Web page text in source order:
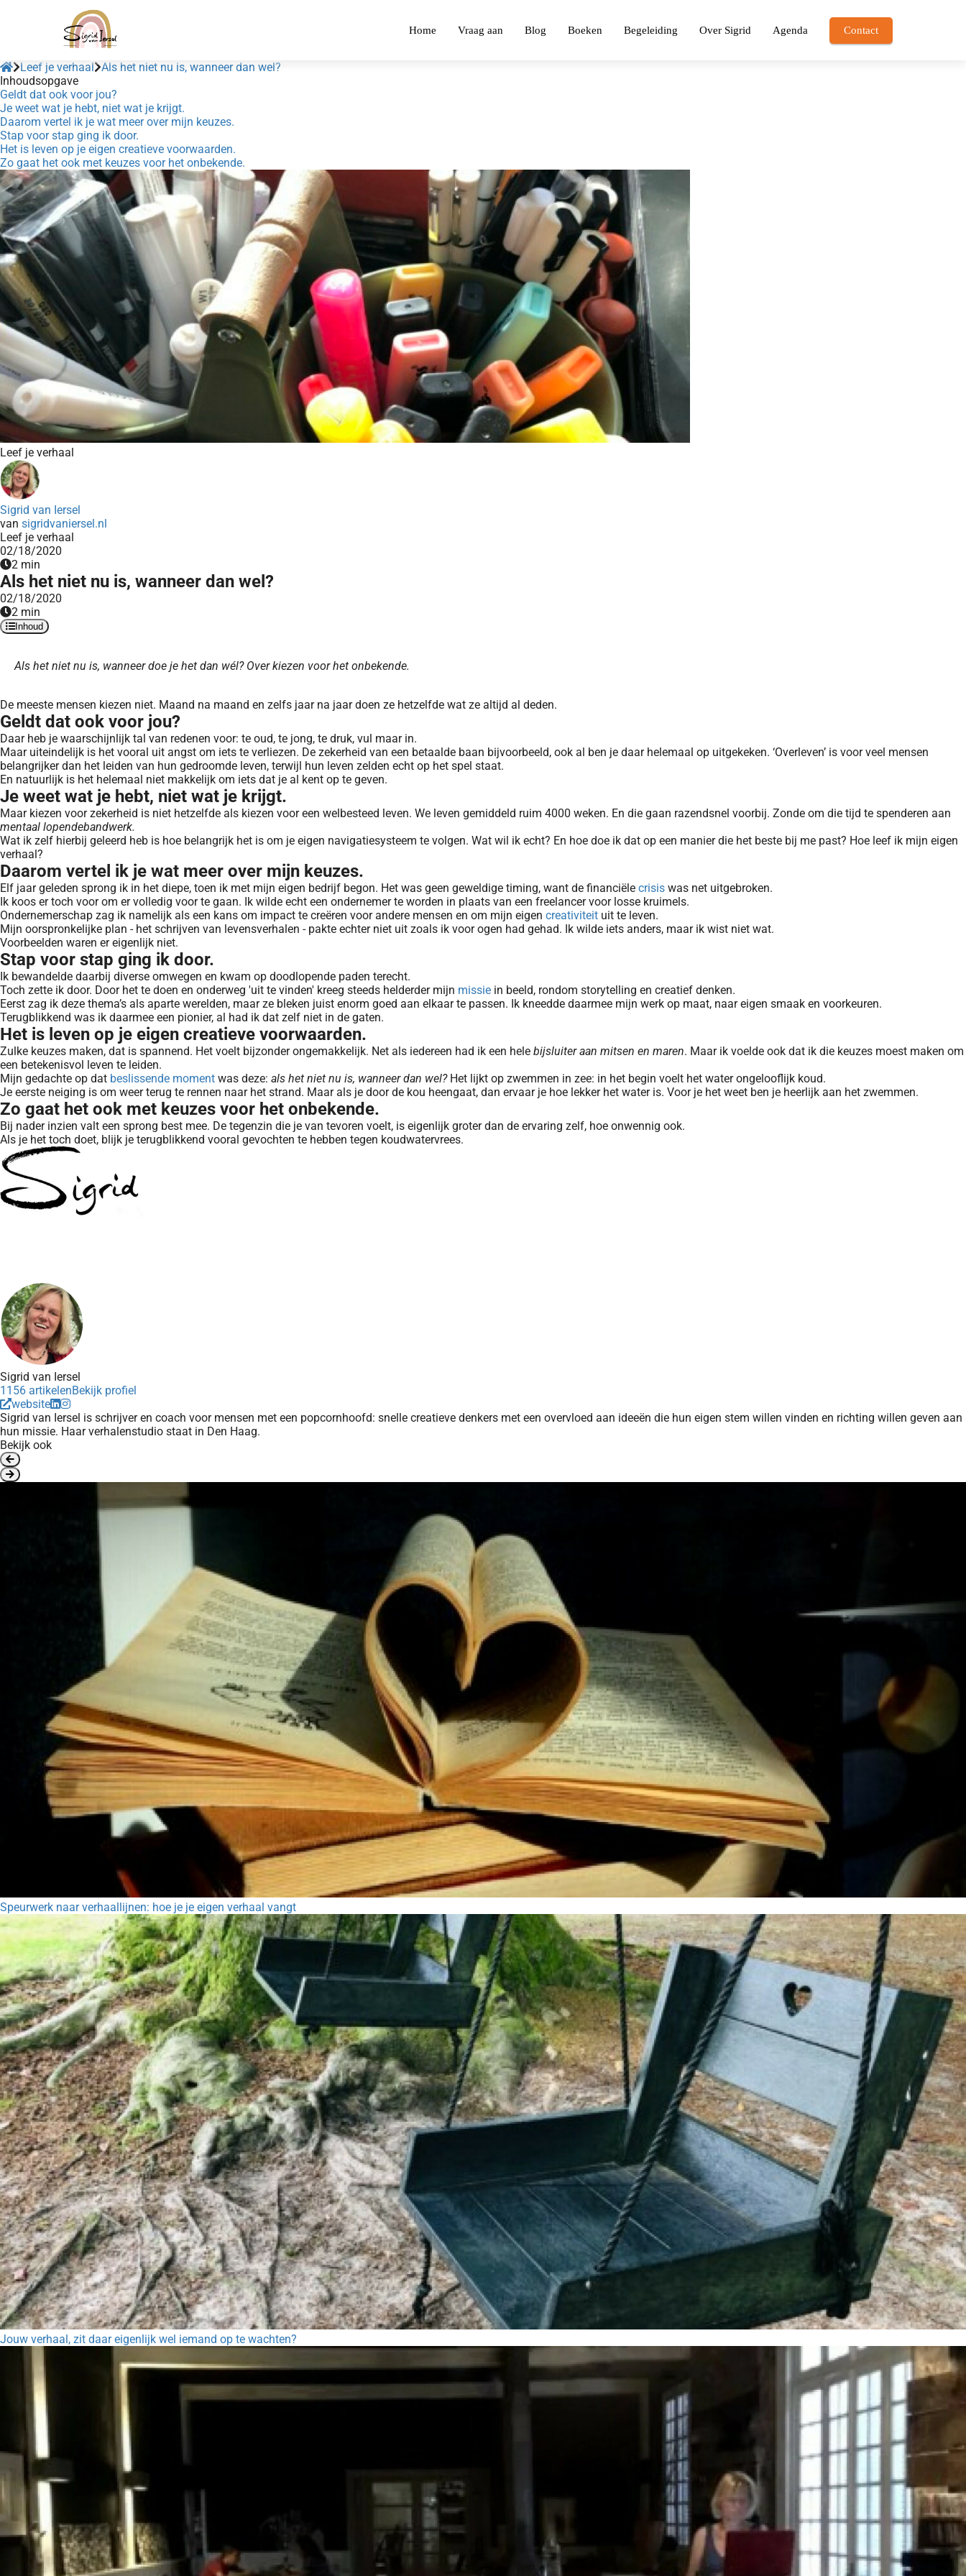
Home Vraag aan Blog Boeken Begeleiding Over Sigrid Agenda Contact
Leef je verhaal Als het niet nu is, wanneer dan wel?
Inhoudsopgave
Geldt dat ook voor jou?
Je weet wat je hebt, niet wat je krijgt.
Daarom vertel ik je wat meer over mijn keuzes.
Stap voor stap ging ik door.
Het is leven op je eigen creatieve voorwaarden.
Zo gaat het ook met keuzes voor het onbekende.
Leef je verhaal
Sigrid van Iersel
van sigridvaniersel.nl
Leef je verhaal
02/18/2020
2 min
Als het niet nu is, wanneer dan wel?
02/18/2020
2 min
Inhoud
Als het niet nu is, wanneer doe je het dan wél? Over kiezen voor het onbekende.
De meeste mensen kiezen niet. Maand na maand en zelfs jaar na jaar doen ze hetzelfde wat ze altijd al deden.
Geldt dat ook voor jou?
Daar heb je waarschijnlijk tal van redenen voor: te oud, te jong, te druk, vul maar in.
Maar uiteindelijk is het vooral uit angst om iets te verliezen. De zekerheid van een betaalde baan bijvoorbeeld, ook al ben je daar helemaal op uitgekeken. ‘Overleven’ is voor veel mensen
belangrijker dan het leiden van hun gedroomde leven, terwijl hun leven zelden echt op het spel staat.
En natuurlijk is het helemaal niet makkelijk om iets dat je al kent op te geven.
Je weet wat je hebt, niet wat je krijgt.
Maar kiezen voor zekerheid is niet hetzelfde als kiezen voor een welbesteed leven. We leven gemiddeld ruim 4000 weken. En die gaan razendsnel voorbij. Zonde om die tijd te spenderen aan
mentaal lopendebandwerk.
Wat ik zelf hierbij geleerd heb is hoe belangrijk het is om je eigen navigatiesysteem te volgen. Wat wil ik echt? En hoe doe ik dat op een manier die het beste bij me past? Hoe leef ik mijn eigen
verhaal?
Daarom vertel ik je wat meer over mijn keuzes.
Elf jaar geleden sprong ik in het diepe, toen ik met mijn eigen bedrijf begon. Het was geen geweldige timing, want de financiële crisis was net uitgebroken.
Ik koos er toch voor om er volledig voor te gaan. Ik wilde echt een ondernemer te worden in plaats van een freelancer voor losse kruimels.
Ondernemerschap zag ik namelijk als een kans om impact te creëren voor andere mensen en om mijn eigen creativiteit uit te leven.
Mijn oorspronkelijke plan - het schrijven van levensverhalen - pakte echter niet uit zoals ik voor ogen had gehad. Ik wilde iets anders, maar ik wist niet wat.
Voorbeelden waren er eigenlijk niet.
Stap voor stap ging ik door.
Ik bewandelde daarbij diverse omwegen en kwam op doodlopende paden terecht.
Toch zette ik door. Door het te doen en onderweg 'uit te vinden' kreeg steeds helderder mijn missie in beeld, rondom storytelling en creatief denken.
Eerst zag ik deze thema’s als aparte werelden, maar ze bleken juist enorm goed aan elkaar te passen. Ik kneedde daarmee mijn werk op maat, naar eigen smaak en voorkeuren.
Terugblikkend was ik daarmee een pionier, al had ik dat zelf niet in de gaten.
Het is leven op je eigen creatieve voorwaarden.
Zulke keuzes maken, dat is spannend. Het voelt bijzonder ongemakkelijk. Net als iedereen had ik een hele bijsluiter aan mitsen en maren. Maar ik voelde ook dat ik die keuzes moest maken om
een betekenisvol leven te leiden.
Mijn gedachte op dat beslissende moment was deze: als het niet nu is, wanneer dan wel?Het lijkt op zwemmen in zee: in het begin voelt het water ongelooflijk koud.
Je eerste neiging is om weer terug te rennen naar het strand. Maar als je door de kou heengaat, dan ervaar je hoe lekker het water is. Voor je het weet ben je heerlijk aan het zwemmen.
Zo gaat het ook met keuzes voor het onbekende.
Bij nader inzien valt een sprong best mee. De tegenzin die je van tevoren voelt, is eigenlijk groter dan de ervaring zelf, hoe onwennig ook.
Als je het toch doet, blijk je terugblikkend vooral gevochten te hebben tegen koudwatervrees.
Sigrid van Iersel
1156 artikelenBekijk profiel
website
Sigrid van Iersel is schrijver en coach voor mensen met een popcornhoofd: snelle creatieve denkers met een overvloed aan ideeën die hun eigen stem willen vinden en richting willen geven aan
hun missie. Haar verhalenstudio staat in Den Haag.
Bekijk ook
Speurwerk naar verhaallijnen: hoe je je eigen verhaal vangt
Jouw verhaal, zit daar eigenlijk wel iemand op te wachten?